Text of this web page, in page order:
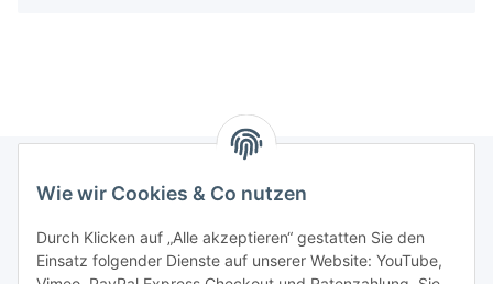
Gesetzliche Informationen
Wie wir Cookies & Co nutzen
Durch Klicken auf „Alle akzeptieren“ gestatten Sie den
Einsatz folgender Dienste auf unserer Website: YouTube,